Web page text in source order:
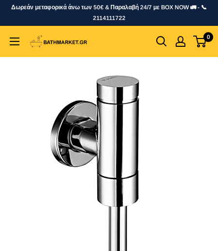
SkipΔωρεάν μεταφορικά άνω των 50€ & Παραλαβή 24/7 με BOX NOW 🚛 - 📞
2114111722
bathmarket.gr 0